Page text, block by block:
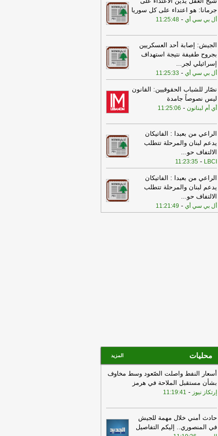
وغارة على المنصوري تزامنت مع
تفجير
أل بي سي أي
مستقرّة رغم ضغوط الشحن
- إرتكاز نيوز
10:24
على بلدة برج الشمالي
10:23
وزير المال عن ملف النفايات:
خطأ منذ سنوات حيث تُدفع أموال من
الدولة من دون قانون
إرتكاز نيوز
بين لبنان وإسرائيل في روما
09:02
الجيش الإسرائيلي ينفذ تفجيرا
في زوطر الشرقية
08:43
تصعيد واسع في جنوب لبنان:
على المنصوري والبرج الشمالي
إصابات ونزوحاً
07:45
عناوين وأسرار الصحف اللبنانية
جرمانا: هو اعتداء على كل سوريا
أل بي سي أي -
11:25:48
الجيش: إصابة أحد العسكريين
بجروح طفيفة نتيجة استهداف
إسرائيلي لجر ...
أل بي سي أي -
11:25:33
نصّار للشباب الحقوقيين: القانون
ليس نصوصاً جامدة
أي أم لبنانون -
11:25:06
الراعي من بعبدا : الفاتيكان
يدعم لبنان والمرحلة تتطلب
الالتفاف حو...
LBCI
-
11:23:35
الراعي من بعبدا : الفاتيكان
يدعم لبنان والمرحلة تتطلب
الالتفاف حو...
أل بي سي أي -
11:21:49
محليات المزيد
أسعار النفط واصلت الصّعود وسط مخاوف
بشأن مستقبل الملاحة في هرمز
إرتكاز نيوز -
11:19:41
حادث أمني خلال مهمة للجيش
في المنصوري.. إليكم التفاصيل